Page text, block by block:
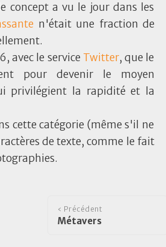
concept a vu le jour dans les
n'était une fraction de
avec le service Twitter, que le
pour devenir le moyen
privilégient la rapidité et la
cette catégorie (même s'il ne
de texte, comme le fait
‹ Précédent
Métavers